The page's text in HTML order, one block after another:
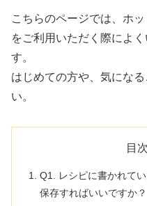
こちらのページでは、ホ
をご利用いただく際によ
す。
はじめての方や、気にな
い。
目次
Q1. レシピに書かれて
保存すればいいですか？